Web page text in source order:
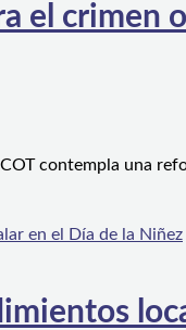
el crimen
contempla una